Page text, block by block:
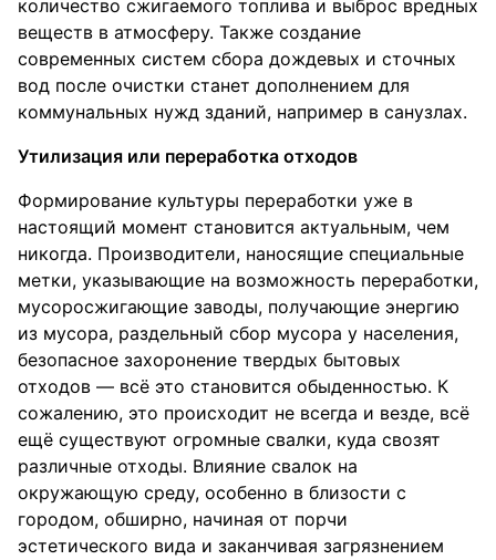
количество сжигаемого топлива и выброс вредных
веществ в атмосферу. Также создание
современных систем сбора дождевых и сточных
вод после очистки станет дополнением для
коммунальных нужд зданий, например в санузлах.
Утилизация или переработка отходов
Формирование культуры переработки уже в
настоящий момент становится актуальным, чем
никогда. Производители, наносящие специальные
метки, указывающие на возможность переработки,
мусоросжигающие заводы, получающие энергию
из мусора, раздельный сбор мусора у населения,
безопасное захоронение твердых бытовых
отходов — всё это становится обыденностью. К
сожалению, это происходит не всегда и везде, всё
ещё существуют огромные свалки, куда свозят
различные отходы. Влияние свалок на
окружающую среду, особенно в близости с
городом, обширно, начиная от порчи
эстетического вида и заканчивая загрязнением